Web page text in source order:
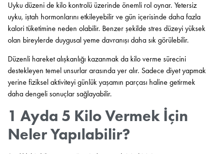
Uyku düzeni de kilo kontrolü üzerinde önemli rol oynar. Yetersiz
uyku, iştah hormonlarını etkileyebilir ve gün içerisinde daha fazla
kalori tüketimine neden olabilir. Benzer şekilde stres düzeyi yüksek
olan bireylerde duygusal yeme davranışı daha sık görülebilir.
Düzenli hareket alışkanlığı kazanmak da kilo verme sürecini
destekleyen temel unsurlar arasında yer alır. Sadece diyet yapmak
yerine fiziksel aktiviteyi günlük yaşamın parçası haline getirmek
daha dengeli sonuçlar sağlayabilir.
1 Ayda 5 Kilo Vermek İçin
Neler Yapılabilir?